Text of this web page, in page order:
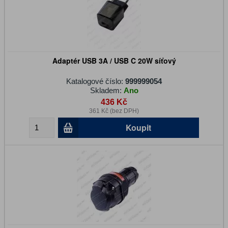
Adaptér USB 3A / USB C 20W síťový
Katalogové číslo: 999999054
Skladem: Ano
436 Kč
361 Kč (bez DPH)
Koupit